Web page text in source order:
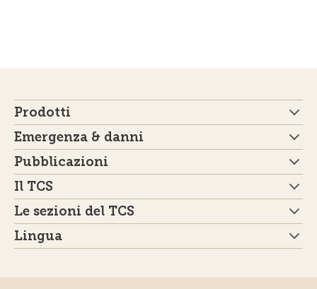
Prodotti
Emergenza & danni
Pubblicazioni
Il TCS
Le sezioni del TCS
Lingua